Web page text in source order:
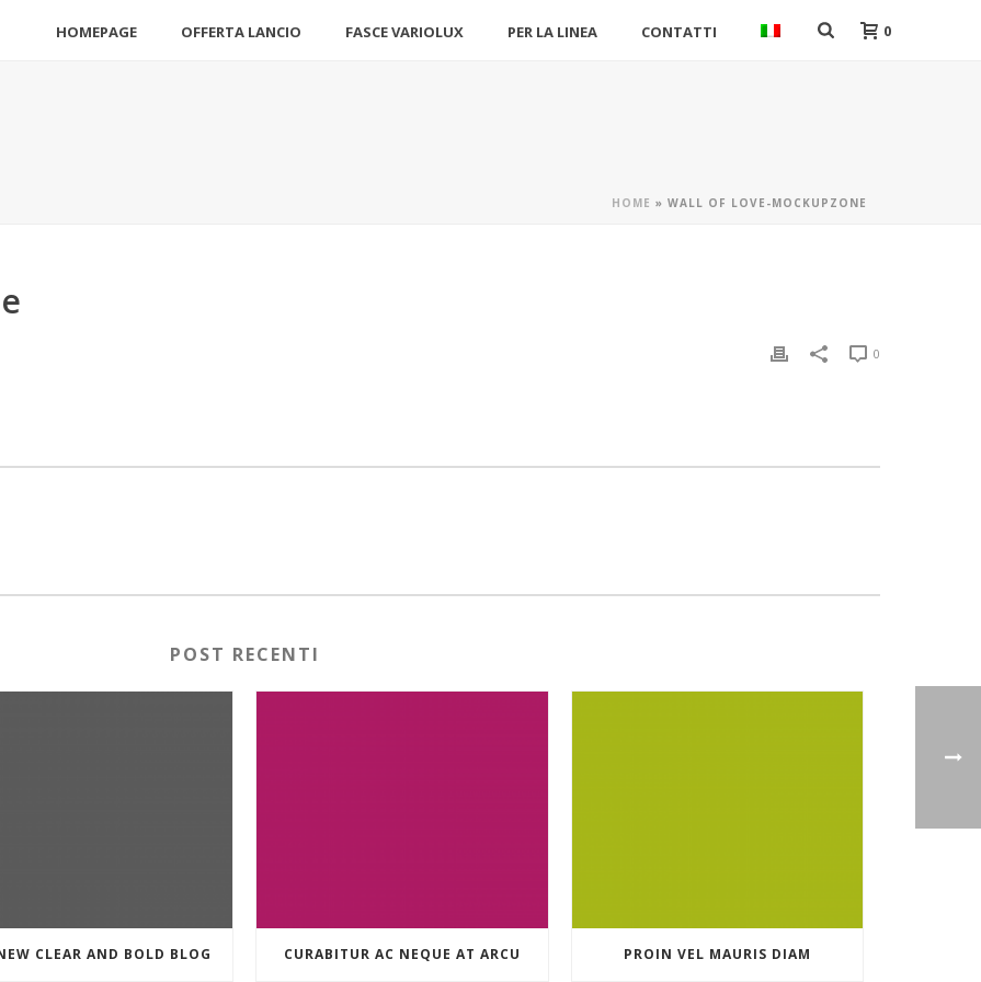
HOMEPAGE OFFERTA LANCIO FASCE VARIOLUX PER LA LINEA CONTATTI 0
HOME » WALL OF LOVE-MOCKUPZONE
0
POST RECENTI
CLEAR AND BOLD BLOG CURABITUR AC NEQUE AT ARCU PROIN VEL MAURIS DIAM